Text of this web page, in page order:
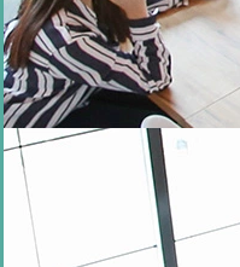
Avec le capteur de température
est possible de mesurer la
différentes et ainsi obtenir une
dégel de la chaussée. La
amplitude permettent d’obtenir
long des saisons.
La solution déployée avec le
en temps réel le
évolutions.
Grâce à l’étude des
vont pouvoir
élaborer un
l’environnement dans lequel il
météorologiques.